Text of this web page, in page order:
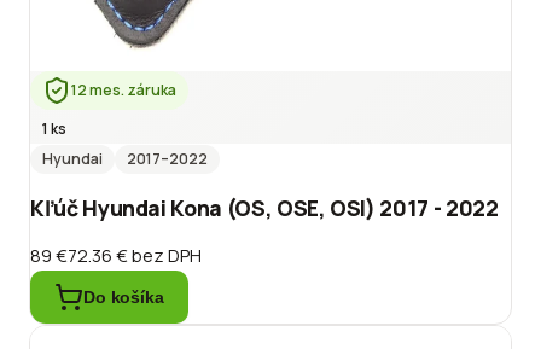
12 mes. záruka
1 ks
Hyundai
2017–2022
Kľúč Hyundai Kona (OS, OSE, OSI) 2017 - 2022
89 €72.36 €bez DPH
Do košíka